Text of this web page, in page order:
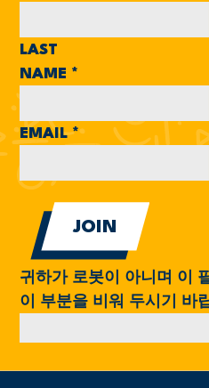
LAST
NAME *
EMAIL*
귀하가 로봇이 아니며 이
이 부분을 비워 두시기 바